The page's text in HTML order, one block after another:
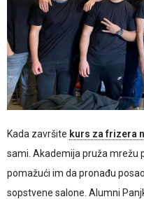
Kada završite kurs za frizera
sami. Akademija pruža mrežu
pomažući im da pronađu
sopstvene salone. Alumni